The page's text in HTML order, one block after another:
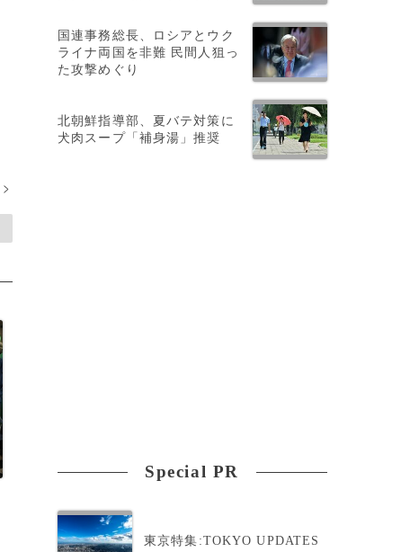
>
国連事務総長、ロシアとウク
ライナ両国を非難 民間人狙っ
た攻撃めぐり
北朝鮮指導部、夏バテ対策に
犬肉スープ「補身湯」推奨
Special PR
東京特集:TOKYO UPDATES